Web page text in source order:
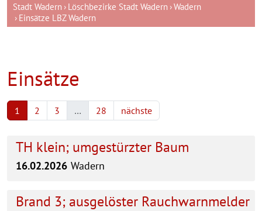
Stadt Wadern Löschbezirke Stadt Wadern Wadern
Einsätze LBZ Wadern
Einsätze
1 2 3 … 28 nächste
TH klein; umgestürzter Baum
16.02.2026 Wadern
Brand 3; ausgelöster Rauchwarnmelder